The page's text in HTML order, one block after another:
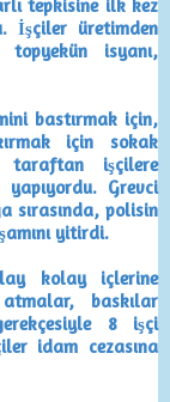
tepkisine ilk kez
İşçiler üretimden
isyanı,
bastırmak için,
için sokak
taraftan işçilere
Grevci
sırasında, polisin
yitirdi.
kolay içlerine
baskılar
8 işçi
idam cezasına